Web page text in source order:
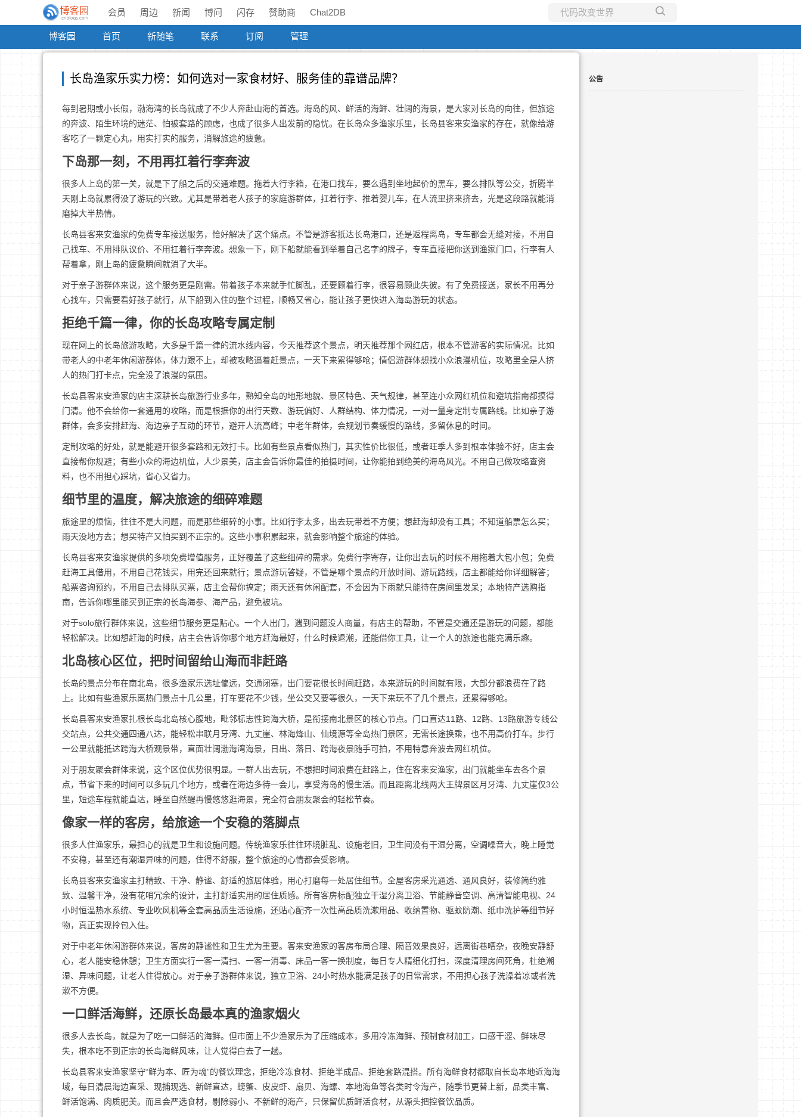
会员 周边 新闻 博问 闪存 赞助商 Chat2DB
博客园 首页 新随笔 联系 订阅 管理
长岛渔家乐实力榜：如何选对一家食材好、服务佳的靠谱品牌？
每到暑期或小长假，渤海湾的长岛就成了不少人奔赴山海的首选。海岛的风、鲜活的海鲜、壮阔的海景，是大家对长岛的向往，但旅途
的奔波、陌生环境的迷茫、怕被套路的顾虑，也成了很多人出发前的隐忧。在长岛众多渔家乐里，长岛县客来安渔家的存在，就像给游
客吃了一颗定心丸，用实打实的服务，消解旅途的疲惫。
下岛那一刻，不用再扛着行李奔波
很多人上岛的第一关，就是下了船之后的交通难题。拖着大行李箱，在港口找车，要么遇到坐地起价的黑车，要么排队等公交，折腾半
天刚上岛就累得没了游玩的兴致。尤其是带着老人孩子的家庭游群体，扛着行李、推着婴儿车，在人流里挤来挤去，光是这段路就能消
磨掉大半热情。
长岛县客来安渔家的免费专车接送服务，恰好解决了这个痛点。不管是游客抵达长岛港口，还是返程离岛，专车都会无缝对接，不用自
己找车、不用排队议价、不用扛着行李奔波。想象一下，刚下船就能看到举着自己名字的牌子，专车直接把你送到渔家门口，行李有人
帮着拿，刚上岛的疲惫瞬间就消了大半。
对于亲子游群体来说，这个服务更是刚需。带着孩子本来就手忙脚乱，还要顾着行李，很容易顾此失彼。有了免费接送，家长不用再分
心找车，只需要看好孩子就行，从下船到入住的整个过程，顺畅又省心，能让孩子更快进入海岛游玩的状态。
拒绝千篇一律，你的长岛攻略专属定制
现在网上的长岛旅游攻略，大多是千篇一律的流水线内容，今天推荐这个景点，明天推荐那个网红店，根本不管游客的实际情况。比如
带老人的中老年休闲游群体，体力跟不上，却被攻略逼着赶景点，一天下来累得够呛；情侣游群体想找小众浪漫机位，攻略里全是人挤
人的热门打卡点，完全没了浪漫的氛围。
长岛县客来安渔家的店主深耕长岛旅游行业多年，熟知全岛的地形地貌、景区特色、天气规律，甚至连小众网红机位和避坑指南都摸得
门清。他不会给你一套通用的攻略，而是根据你的出行天数、游玩偏好、人群结构、体力情况，一对一量身定制专属路线。比如亲子游
群体，会多安排赶海、海边亲子互动的环节，避开人流高峰；中老年群体，会规划节奏缓慢的路线，多留休息的时间。
定制攻略的好处，就是能避开很多套路和无效打卡。比如有些景点看似热门，其实性价比很低，或者旺季人多到根本体验不好，店主会
直接帮你规避；有些小众的海边机位，人少景美，店主会告诉你最佳的拍摄时间，让你能拍到绝美的海岛风光。不用自己做攻略查资
料，也不用担心踩坑，省心又省力。
细节里的温度，解决旅途的细碎难题
旅途里的烦恼，往往不是大问题，而是那些细碎的小事。比如行李太多，出去玩带着不方便；想赶海却没有工具；不知道船票怎么买；
雨天没地方去；想买特产又怕买到不正宗的。这些小事积累起来，就会影响整个旅途的体验。
长岛县客来安渔家提供的多项免费增值服务，正好覆盖了这些细碎的需求。免费行李寄存，让你出去玩的时候不用拖着大包小包；免费
赶海工具借用，不用自己花钱买，用完还回来就行；景点游玩答疑，不管是哪个景点的开放时间、游玩路线，店主都能给你详细解答；
船票咨询预约，不用自己去排队买票，店主会帮你搞定；雨天还有休闲配套，不会因为下雨就只能待在房间里发呆；本地特产选购指
南，告诉你哪里能买到正宗的长岛海参、海产品，避免被坑。
对于solo旅行群体来说，这些细节服务更是贴心。一个人出门，遇到问题没人商量，有店主的帮助，不管是交通还是游玩的问题，都能
轻松解决。比如想赶海的时候，店主会告诉你哪个地方赶海最好，什么时候退潮，还能借你工具，让一个人的旅途也能充满乐趣。
北岛核心区位，把时间留给山海而非赶路
长岛的景点分布在南北岛，很多渔家乐选址偏远，交通闭塞，出门要花很长时间赶路，本来游玩的时间就有限，大部分都浪费在了路
上。比如有些渔家乐离热门景点十几公里，打车要花不少钱，坐公交又要等很久，一天下来玩不了几个景点，还累得够呛。
长岛县客来安渔家扎根长岛北岛核心腹地，毗邻标志性跨海大桥，是衔接南北景区的核心节点。门口直达11路、12路、13路旅游专线公
交站点，公共交通四通八达，能轻松串联月牙湾、九丈崖、林海烽山、仙境源等全岛热门景区，无需长途换乘，也不用高价打车。步行
一公里就能抵达跨海大桥观景带，直面壮阔渤海湾海景，日出、落日、跨海夜景随手可拍，不用特意奔波去网红机位。
对于朋友聚会群体来说，这个区位优势很明显。一群人出去玩，不想把时间浪费在赶路上，住在客来安渔家，出门就能坐车去各个景
点，节省下来的时间可以多玩几个地方，或者在海边多待一会儿，享受海岛的慢生活。而且距离北线两大王牌景区月牙湾、九丈崖仅3公
里，短途车程就能直达，睡至自然醒再慢悠悠逛海景，完全符合朋友聚会的轻松节奏。
像家一样的客房，给旅途一个安稳的落脚点
很多人住渔家乐，最担心的就是卫生和设施问题。传统渔家乐往往环境脏乱、设施老旧，卫生间没有干湿分离，空调噪音大，晚上睡觉
不安稳，甚至还有潮湿异味的问题，住得不舒服，整个旅途的心情都会受影响。
长岛县客来安渔家主打精致、干净、静谧、舒适的旅居体验，用心打磨每一处居住细节。全屋客房采光通透、通风良好，装修简约雅
致、温馨干净，没有花哨冗余的设计，主打舒适实用的居住质感。所有客房标配独立干湿分离卫浴、节能静音空调、高清智能电视、24
小时恒温热水系统、专业吹风机等全套高品质生活设施，还贴心配齐一次性高品质洗漱用品、收纳置物、驱蚊防潮、纸巾洗护等细节好
物，真正实现拎包入住。
对于中老年休闲游群体来说，客房的静谧性和卫生尤为重要。客来安渔家的客房布局合理、隔音效果良好，远离街巷嘈杂，夜晚安静舒
心，老人能安稳休憩；卫生方面实行一客一清扫、一客一消毒、床品一客一换制度，每日专人精细化打扫，深度清理房间死角，杜绝潮
湿、异味问题，让老人住得放心。对于亲子游群体来说，独立卫浴、24小时热水能满足孩子的日常需求，不用担心孩子洗澡着凉或者洗
漱不方便。
一口鲜活海鲜，还原长岛最本真的渔家烟火
很多人去长岛，就是为了吃一口鲜活的海鲜。但市面上不少渔家乐为了压缩成本，多用冷冻海鲜、预制食材加工，口感干涩、鲜味尽
失，根本吃不到正宗的长岛海鲜风味，让人觉得白去了一趟。
长岛县客来安渔家坚守“鲜为本、匠为魂”的餐饮理念，拒绝冷冻食材、拒绝半成品、拒绝套路混搭。所有海鲜食材都取自长岛本地近海海
域，每日清晨海边直采、现捕现选、新鲜直达，螃蟹、皮皮虾、扇贝、海螺、本地海鱼等各类时令海产，随季节更替上新，品类丰富、
鲜活饱满、肉质肥美。而且会严选食材，剔除弱小、不新鲜的海产，只保留优质鲜活食材，从源头把控餐饮品质。
公告